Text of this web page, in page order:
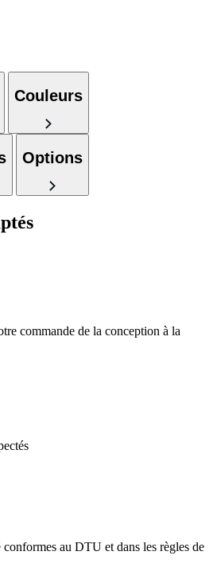
Couleurs
Options
commande de la conception à la
au DTU et dans les règles de